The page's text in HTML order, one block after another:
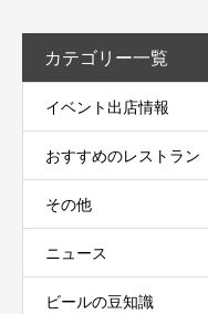
カテゴリー一覧
イベント出店情報
おすすめのレストラン
その他
ニュース
ビールの豆知識